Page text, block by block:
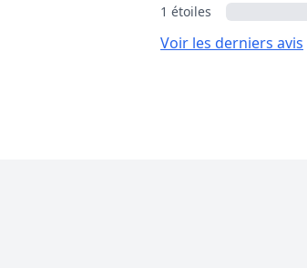
1 étoiles
Voir les derniers avis